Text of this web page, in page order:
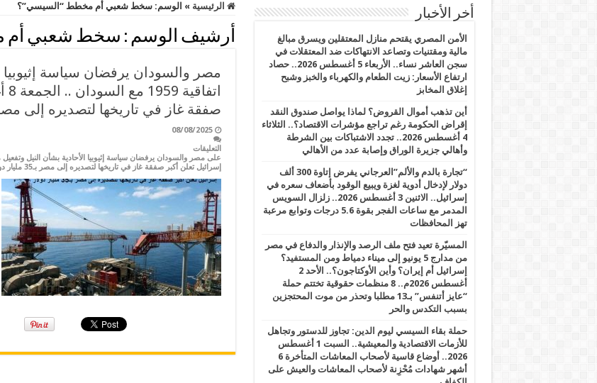
الرئيسية » الوسم:سخط شعبي أم مخطط “السيسي”؟
أرشيف الوسم : سخط شعبي أم
مصر والسودان يرفضان سياسة إثيوبيا
صفقة غاز في تاريخها لتصديره إلى مصر بـ35 مليار
08/08/2025
التعليقات
إسرائيل تعلن أكبر صفقة غاز في تاريخها لتصديره إلى مصر بـ35 مليار دولار مغلقة
أخر الأخبار
الأمن المصري يقتحم منازل المعتقلين ويسرق مبالغ
مالية ومقتنيات وتصاعد الانتهاكات ضد المعتقلات في
سجن العاشر نساء.. الأربعاء 5 أغسطس 2026.. حصاد
ارتفاع الأسعار: زيت الطعام والكهرباء والخبز وشبح
إغلاق المخابز
أين تذهب أموال القروض؟ لماذا يواصل صندوق النقد
إقراض الحكومة رغم تراجع مؤشرات الاقتصاد؟.. الثلاثاء
4 أغسطس 2026.. تجدد الاشتباكات بين الشرطة
وأهالي جزيرة الوراق وإصابة عدد من الأهالي
“تجارة بالدم والألم”العرجاني يفرض إتاوة 300 ألف
دولار لإدخال أدوية لغزة ويبيع الوقود بأضعاف سعره في
إسرائيل.. الاثنين 3 أغسطس 2026.. زلزال السويس
المدمر مع ساعات الفجر بقوة 5.6 درجات وتوابع مرعبة
تهز المحافظات
المسيّرة تعيد فتح ملف الرصد والإنذار والدفاع في مصر
من مدارج 5 يونيو إلى ميناء دمياط ومن المستفيد؟
إسرائيل أم إيران؟ وأين الأوكتاجون؟.. الأحد 2
أغسطس 2026م.. 8 منظمات حقوقية تختتم حملة
“عايز أتنفس” بـ13 مطلبا وتحذر من موت المحتجزين
بسبب التكدس والحر
حملة بقاء السيسي ليوم الدين: تجاوز للدستور وتجاهل
للأزمات الاقتصادية والمعيشية.. السبت 1 أغسطس
2026.. أوضاع قاسية لأصحاب المعاشات المتأخرة 6
أشهر شهادات مُحْزِنة لأصحاب المعاشات والعيش على